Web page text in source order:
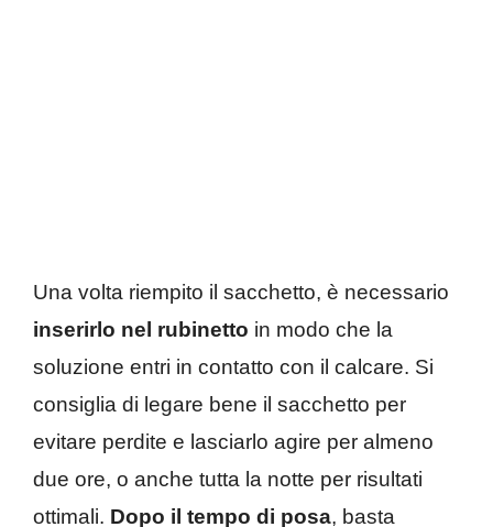
Una volta riempito il sacchetto, è necessario
inserirlo nel rubinetto in modo che la
soluzione entri in contatto con il calcare. Si
consiglia di legare bene il sacchetto per
evitare perdite e lasciarlo agire per almeno
due ore, o anche tutta la notte per risultati
ottimali. Dopo il tempo di posa, basta